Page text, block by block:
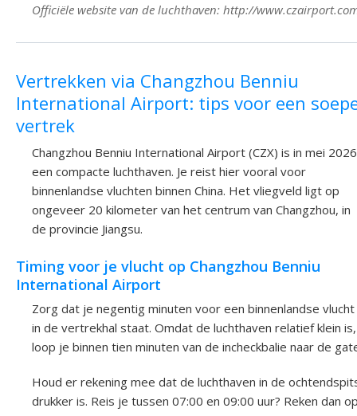
Officiële website van de luchthaven: http://
Vertrekken via Changzhou Benniu
International Airport: tips voor een
vertrek
Changzhou Benniu International Airport (CZX) is in mei 2026
een compacte luchthaven. Je reist hier vooral voor
binnenlandse vluchten binnen China. Het vliegveld ligt op
ongeveer 20 kilometer van het centrum van Changzhou, in
de provincie Jiangsu.
Timing voor je vlucht op Changzhou Benniu
International Airport
Zorg dat je negentig minuten voor een binnenlandse vlucht
in de vertrekhal staat. Omdat de luchthaven relatief klein is,
loop je binnen tien minuten van de incheckbalie naar de
Houd er rekening mee dat de luchthaven in de
drukker is. Reis je tussen 07:00 en 09:00 uur? Reken dan